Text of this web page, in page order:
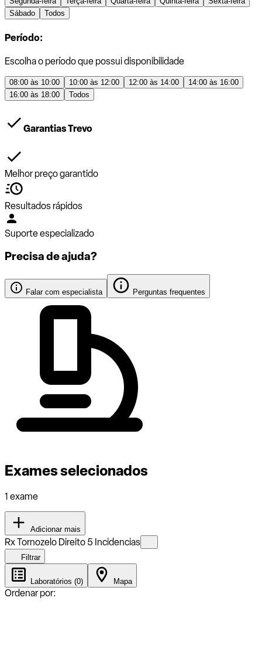
Sábado
Todos
Período:
Escolha o período que possui disponibilidade
08:00 às 10:00 10:00 às 12:00 12:00 às 14:00
14:00 às 16:00
16:00 às 18:00
Todos
Garantias Trevo
Melhor preço garantido
Resultados rápidos
Suporte especializado
Precisa de ajuda?
Falar com especialista Perguntas frequentes
Exames selecionados
1 exame
Adicionar mais
Rx Tornozelo Direito 5 Incidencias
Filtrar
Laboratórios (0) Mapa
Ordenar por: